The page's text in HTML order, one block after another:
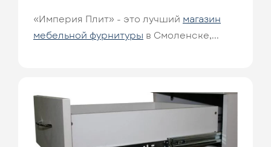
«Империя Плит» - это лучший магазин
мебельной фурнитуры в Смоленске,...